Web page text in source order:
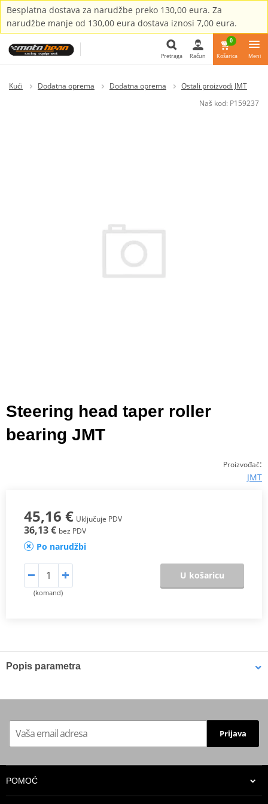
Besplatna dostava za narudžbe preko 130,00 eura. Za
narudžbe manje od 130,00 eura dostava iznosi 7,00 eura.
Pretraga
Pretraga Račun
0
Košarica Meni
Kući Dodatna oprema Dodatna oprema
Ostali proizvodi JMT
Naš kod: P159237
Steering head taper roller
bearing JMT
Proizvođač:
JMT
45,16 € Uključuje PDV
36,13 € bez PDV
Po narudžbi
(komand)
U košaricu
Popis parametra
Prijava
POMOĆ